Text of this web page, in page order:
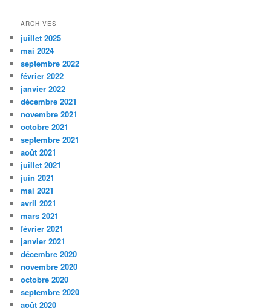
ARCHIVES
juillet 2025
mai 2024
septembre 2022
février 2022
janvier 2022
décembre 2021
novembre 2021
octobre 2021
septembre 2021
août 2021
juillet 2021
juin 2021
mai 2021
avril 2021
mars 2021
février 2021
janvier 2021
décembre 2020
novembre 2020
octobre 2020
septembre 2020
août 2020